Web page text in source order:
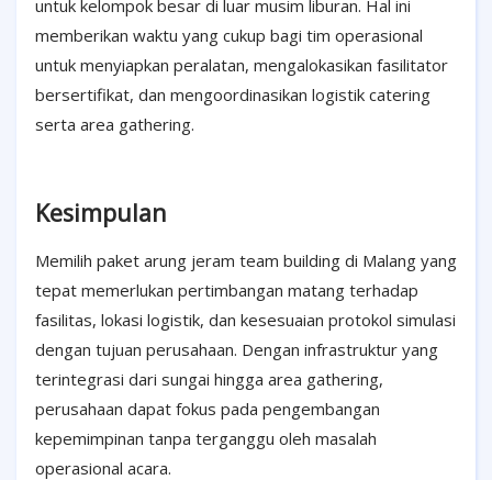
untuk kelompok besar di luar musim liburan. Hal ini
memberikan waktu yang cukup bagi tim operasional
untuk menyiapkan peralatan, mengalokasikan fasilitator
bersertifikat, dan mengoordinasikan logistik catering
serta area gathering.
Kesimpulan
Memilih paket arung jeram team building di Malang yang
tepat memerlukan pertimbangan matang terhadap
fasilitas, lokasi logistik, dan kesesuaian protokol simulasi
dengan tujuan perusahaan. Dengan infrastruktur yang
terintegrasi dari sungai hingga area gathering,
perusahaan dapat fokus pada pengembangan
kepemimpinan tanpa terganggu oleh masalah
operasional acara.